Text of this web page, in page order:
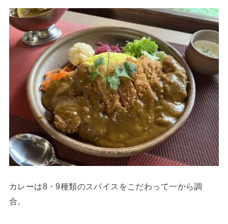
カレーは8・9種類のスパイスをこだわって一から調
合。